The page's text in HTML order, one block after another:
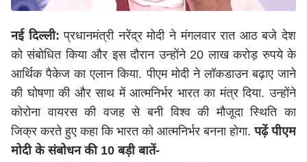
नई दिल्ली: प्रधानमंत्री नरेंद्र मोदी ने मंगलवार रात आठ बजे देश
को संबोधित किया और इस दौरान उन्होंने 20 लाख करोड़ रुपये के
आर्थिक पैकेज का एलान किया. पीएम मोदी ने लॉकडाउन बढ़ाए जाने
की घोषणा की और साथ में आत्मनिर्भर भारत का मंत्र दिया. उन्होंने
कोरोना वायरस की वजह से बनी विश्व की मौजूदा स्थिति का
जिक्र करते हुए कहा कि भारत को आत्मनिर्भर बनना होगा. पढ़ें पीएम
मोदी के संबोधन की 10 बड़ी बातें-